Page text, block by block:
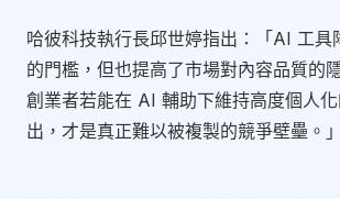
哈彼科技執行長邱世婷指出：「AI 工具
的門檻，但也提高了市場對內容品質的
創業者若能在 AI 輔助下維持高度個人
出，才是真正難以被複製的競爭壁壘。」